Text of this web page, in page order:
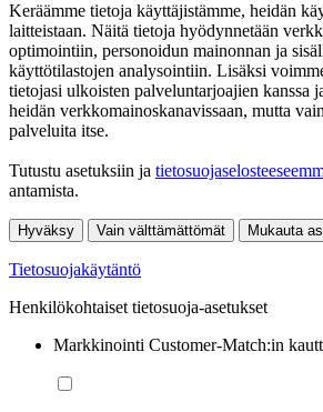
Keräämme tietoja käyttäjistämme, heidän
laitteistaan. Näitä tietoja hyödynnetään
optimointiin, personoidun mainonnan ja
käyttötilastojen analysointiin. Lisäksi
tietojasi ulkoisten palveluntarjoajien kanssa
heidän verkkomainoskanavissaan, mutta
palveluita itse.
Tutustu asetuksiin ja
antamista.
Hyväksy Vain välttämättömät Mukauta
Tietosuojakäytäntö
Henkilökohtaiset tietosuoja-asetukset
Markkinointi Customer-Match:in